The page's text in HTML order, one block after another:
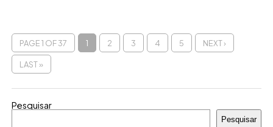
PAGE 1 OF 37 1 2 3 4 5 NEXT ›
LAST »
Pesquisar
Pesquisar